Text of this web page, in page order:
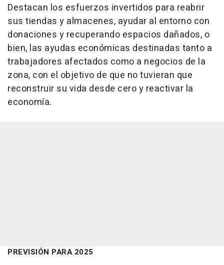
Destacan los esfuerzos invertidos para reabrir
sus tiendas y almacenes, ayudar al entorno con
donaciones y recuperando espacios dañados, o
bien, las ayudas económicas destinadas tanto a
trabajadores afectados como a negocios de la
zona, con el objetivo de que no tuvieran que
reconstruir su vida desde cero y reactivar la
economía.
PREVISIÓN PARA 2025